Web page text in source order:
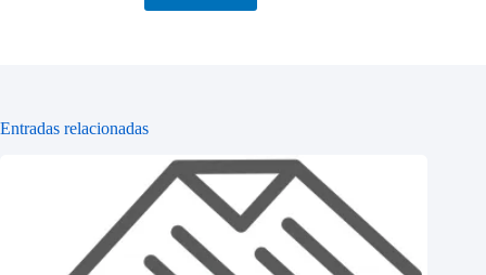
Entradas relacionadas